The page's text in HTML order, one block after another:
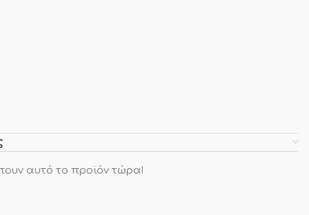
αυτό το προϊόν τώρα!